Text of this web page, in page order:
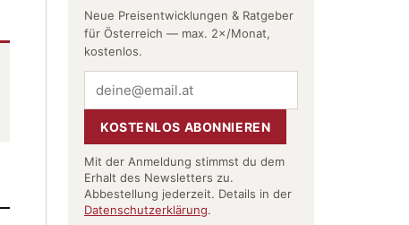
Neue Preisentwicklungen & Ratgeber
für Österreich — max. 2×/Monat,
kostenlos.
KOSTENLOS ABONNIEREN
Mit der Anmeldung stimmst du dem
Erhalt des Newsletters zu.
Abbestellung jederzeit. Details in der
Datenschutzerklärung.